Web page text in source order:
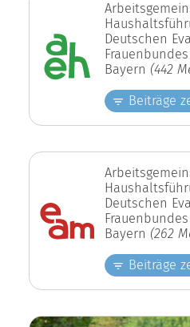
Deutschen
Bayern (442
Beiträge
Deutschen
Bayern (262
Beiträge